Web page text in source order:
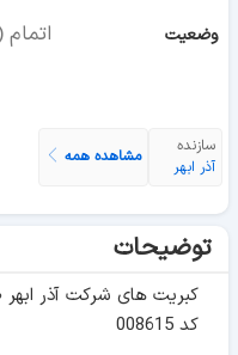
وضعیت
سازنده
آذر ابهر
مشاهده همه
توضیحات
کبریت های شرکت آذر
کد 008615